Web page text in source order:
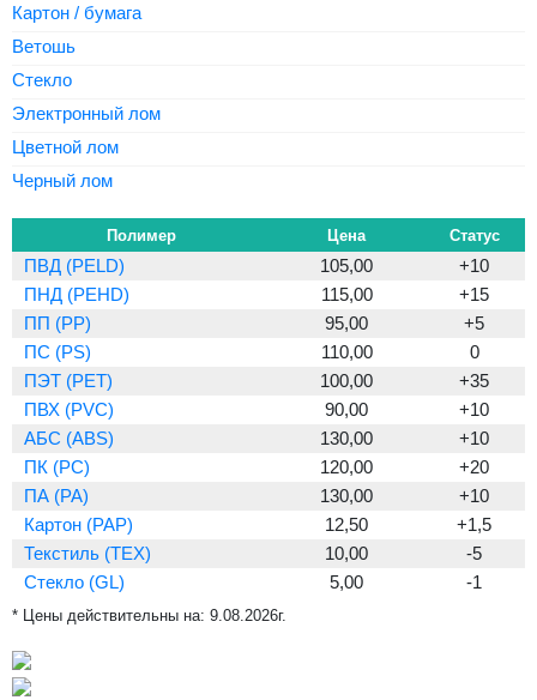
Картон / бумага
Ветошь
Стекло
Электронный лом
Цветной лом
Черный лом
Полимер Цена Статус
ПВД (PELD) 105,00
+10
ПНД (PEHD)
115,00
+15
ПП (PP)
95,00
+5
ПС (PS)
110,00
0
ПЭТ (PET)
100,00
+35
ПВХ (PVC)
90,00
+10
АБС (ABS)
130,00
+10
ПК (PC)
120,00
+20
ПА (PA)
130,00
+10
Картон (PAP)
12,50
+1,5
Текстиль (TEX)
10,00
-5
Стекло (GL)
5,00 -1
* Цены действительны на: 9.08.2026г.